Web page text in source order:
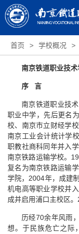
首页 > 学校概况 >
南京铁道职业技
序 言
南京铁道职业技
职业中学，先后更名
校、南京市立财经学
南京工业会计统计学
职教社商科同年并入
南京铁路运输学校。
复名为南京铁路运输
学院，2004年，成建
机电高等职业学校并
成并启用浦口主校区
历经70余年风雨
想。于民族危亡之际